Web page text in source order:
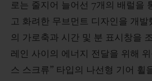
로는 줄지어 늘어선 7개의 배럴을
고 화려한 무브먼트 디자인을 개발
의 가로축과 시간 및 분 표시창을
레인 사이의 에너지 전달을 위해 위
스 스크류” 타입의 나선형 기어 휠